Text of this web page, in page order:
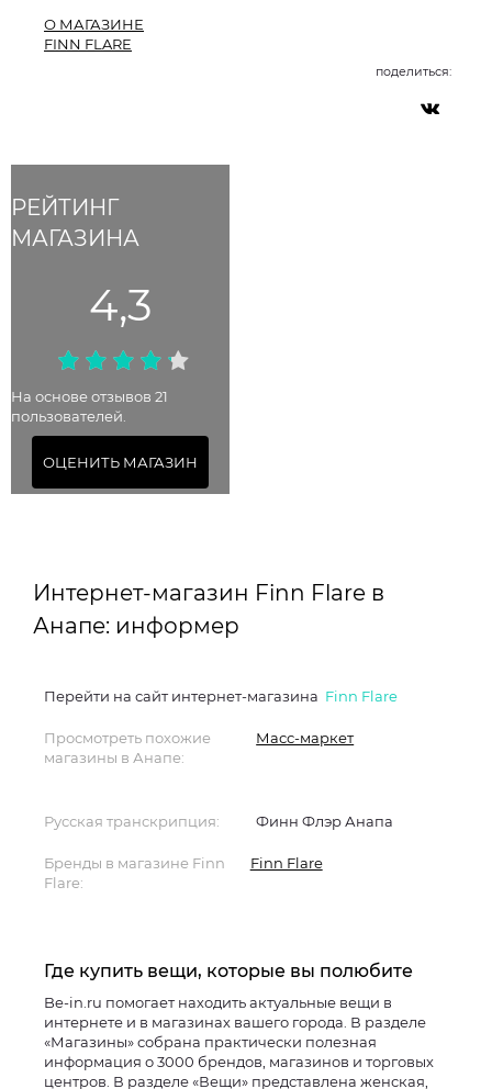
РЕЙТИНГ
МАГАЗИНА
4,3
На основе отзывов 21
пользователей.
ОЦЕНИТЬ МАГАЗИН
О МАГАЗИНЕ
FINN FLARE
поделиться:
Интернет-магазин Finn Flare в
Анапе: информер
Перейти на сайт интернет-магазина Finn Flare
Просмотреть похожие
магазины в Анапе:
Масс-маркет
Русская транскрипция: Финн Флэр Анапа
Бренды в магазине Finn
Flare:
Finn Flare
Где купить вещи, которые вы полюбите
Be-in.ru помогает находить актуальные вещи в
интернете и в магазинах вашего города. В разделе
«Магазины» собрана практически полезная
информация о 3000 брендов, магазинов и торговых
центров. В разделе «Вещи» представлена женская,